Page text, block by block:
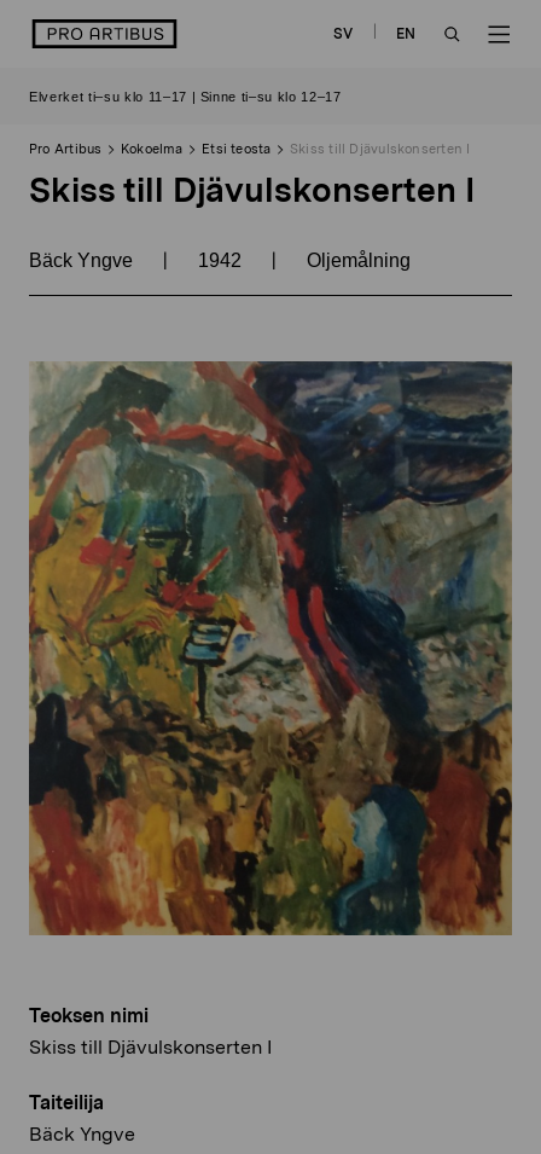
sisältöön
logo SV
EN
Elverket ti–su klo 11–17 | Sinne ti–su klo 12–17
Pro Artibus Kokoelma Etsi teosta Skiss till Djävulskonserten I
Skiss till Djävulskonserten I
Bäck Yngve | 1942 | Oljemålning
Teoksen nimi
Skiss till Djävulskonserten I
Taiteilija
Bäck Yngve